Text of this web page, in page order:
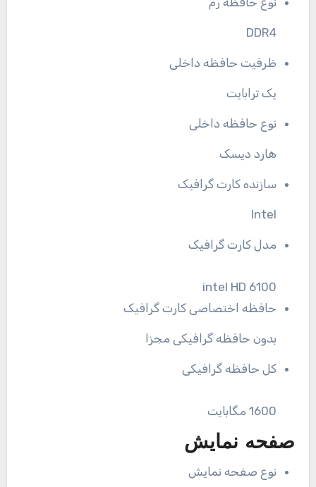
DDR4
ظرفیت حافظه داخلی
یک ترابایت
نوع حافظه داخلی
هارد دیسک
سازنده کارت گرافیک
Intel
مدل کارت گرافیک
intel HD 6100
حافظه اختصاصی کارت گرافیک
بدون حافظه گرافیکی مجزا
کل حافظه گرافیکی
1600 مگابایت
صفحه نمایش
نوع صفحه نمایش